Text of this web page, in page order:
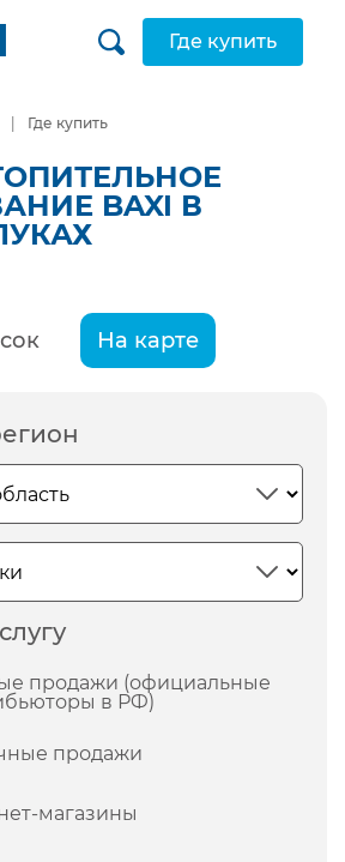
Где купить
Где купить
BAXI В
На карте
продажи (официальные
в РФ)
продажи
магазины